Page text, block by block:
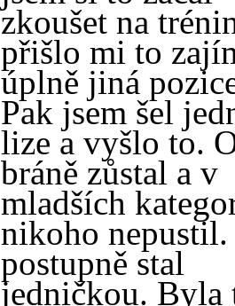
zkoušet na
přišlo mi to
úplně jiná
Pak jsem šel
lize a vyšlo to.
bráně zůstal a v
mladších
nikoho
postupně stal
jedničkou. Byla